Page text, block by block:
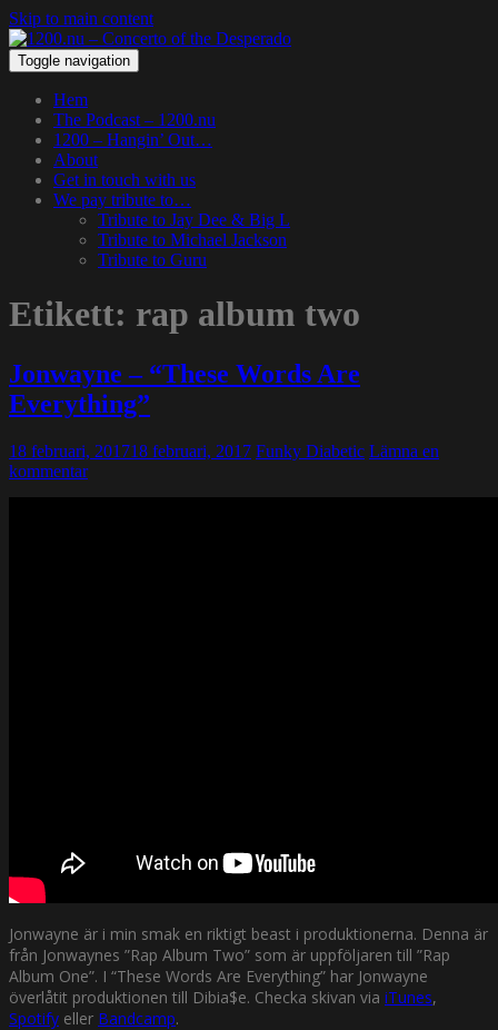
Skip to main content
Toggle navigation
Hem
The Podcast – 1200.nu
1200 – Hangin’ Out…
About
Get in touch with us
We pay tribute to…
Tribute to Jay Dee & Big L
Tribute to Michael Jackson
Tribute to Guru
Etikett: rap album two
Jonwayne – “These Words Are
Everything”
18 februari, 201718 februari, 2017 Funky Diabetic Lämna en
kommentar
Jonwayne är i min smak en riktigt beast i produktionerna. Denna är
från Jonwaynes ”Rap Album Two” som är uppföljaren till ”Rap
Album One”. I “These Words Are Everything” har Jonwayne
överlåtit produktionen till Dibia$e. Checka skivan via iTunes,
Spotify eller Bandcamp.